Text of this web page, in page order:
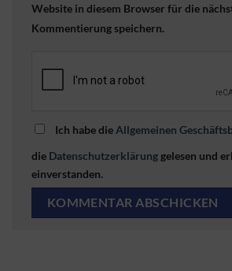
Website in diesem Browser für die
Kommentierung speichern.
Ich habe die Allgemeinen
die Datenschutzerklärung gelesen und
einverstanden.